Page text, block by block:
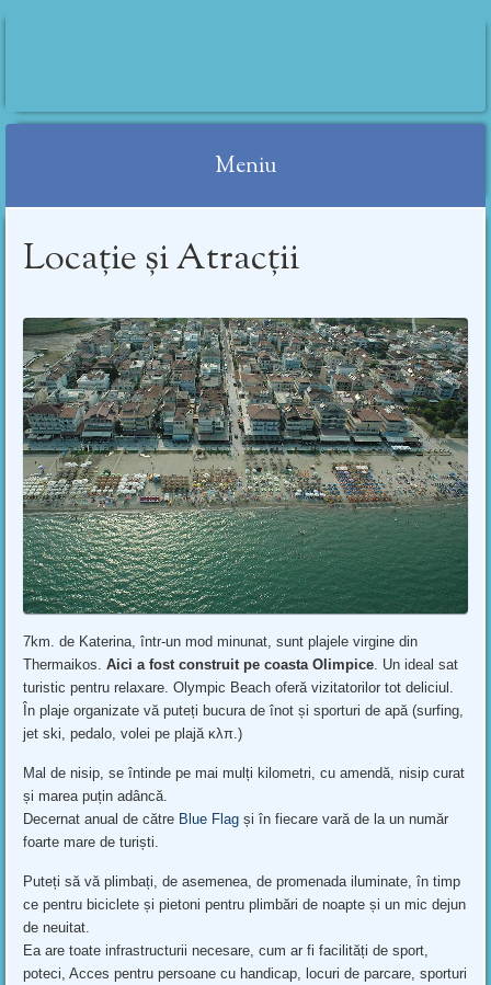
Meniu
peste
Locație și Atracții
7km. de Katerina, într-un mod minunat, sunt plajele virgine din
Thermaikos.Aici a fost construit pe coasta Olimpice . Un ideal sat
turistic pentru relaxare. Olympic Beach oferă vizitatorilor tot deliciul.
În plaje organizate vă puteți bucura de înot și sporturi de apă (surfing,
jet ski, pedalo, volei pe plajă κλπ.)
Mal de nisip, se întinde pe mai mulți kilometri, cu amendă, nisip curat
și marea puțin adâncă.
Decernat anual de către Blue Flag și în fiecare vară de la un număr
foarte mare de turiști.
Puteți să vă plimbați, de asemenea, de promenada iluminate, în timp
ce pentru biciclete și pietoni pentru plimbări de noapte și un mic dejun
de neuitat.
Ea are toate infrastructurii necesare, cum ar fi facilități de sport,
poteci, Acces pentru persoane cu handicap, locuri de parcare, sporturi